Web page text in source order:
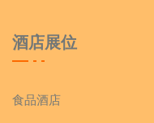
酒店展位
食品酒店